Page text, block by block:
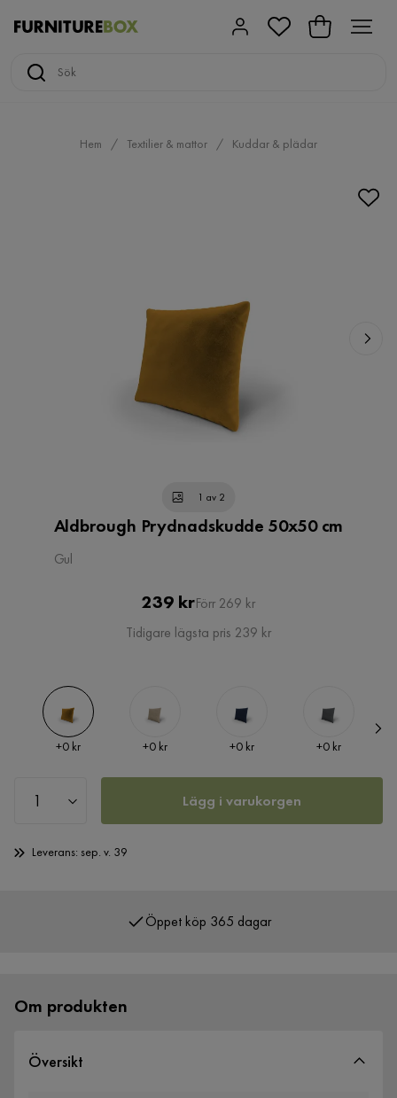
Hem Textilier & mattor Kuddar & plädar
1 av 2
Aldbrough Prydnadskudde 50x50 cm
Gul
Pris
239 krOriginal
Pris
Förr 269 kr
Tidigare lägsta pris 239 kr
Pris
+0 kr Pris
+0 kr Pris
+0 kr Pris
+0 kr
Lägg i varukorgen
Leverans: sep. v. 39
Över 400 000 nöjda kunder
Om produkten
Översikt